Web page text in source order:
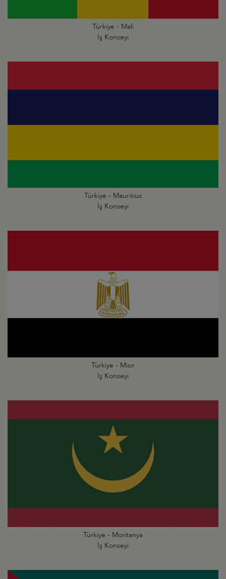
Türkiye - Mali
İş Konseyi
Türkiye - Mauritius
İş Konseyi
Türkiye - Mısır
İş Konseyi
Türkiye - Moritanya
İş Konseyi